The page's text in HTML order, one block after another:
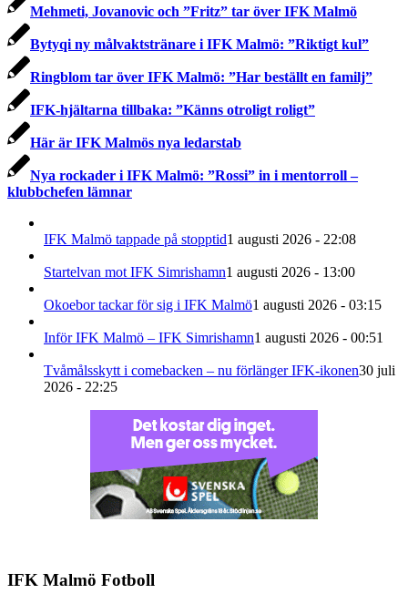
Mehmeti, Jovanovic och ”Fritz” tar över IFK Malmö
Bytyqi ny målvaktstränare i IFK Malmö: ”Riktigt kul”
Ringblom tar över IFK Malmö: ”Har beställt en familj”
IFK-hjältarna tillbaka: ”Känns otroligt roligt”
Här är IFK Malmös nya ledarstab
Nya rockader i IFK Malmö: ”Rossi” in i mentorroll –
klubbchefen lämnar
IFK Malmö tappade på stopptid1 augusti 2026 - 22:08
Startelvan mot IFK Simrishamn1 augusti 2026 - 13:00
Okoebor tackar för sig i IFK Malmö1 augusti 2026 - 03:15
Inför IFK Malmö – IFK Simrishamn1 augusti 2026 - 00:51
Tvåmålsskytt i comebacken – nu förlänger IFK-ikonen30 juli
2026 - 22:25
IFK Malmö Fotboll